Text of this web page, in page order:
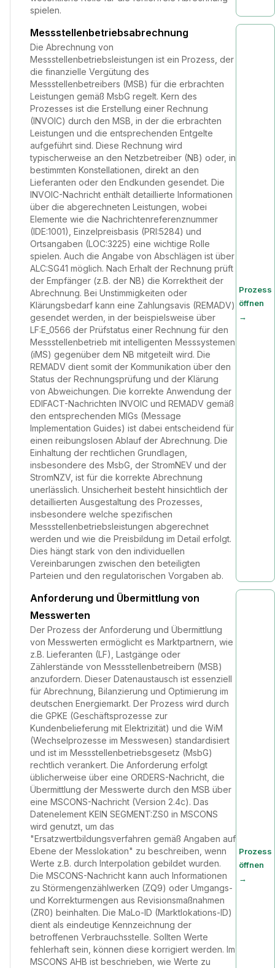
spielen.
Messstellenbetriebsabrechnung
Die Abrechnung von
Messstellenbetriebsleistungen ist ein Prozess, der
die finanzielle Vergütung des
Messstellenbetreibers (MSB) für die erbrachten
Leistungen gemäß MsbG regelt. Kern des
Prozesses ist die Erstellung einer Rechnung
(INVOIC) durch den MSB, in der die erbrachten
Leistungen und die entsprechenden Entgelte
aufgeführt sind. Diese Rechnung wird
typischerweise an den Netzbetreiber (NB) oder, in
bestimmten Konstellationen, direkt an den
Lieferanten oder den Endkunden gesendet. Die
INVOIC-Nachricht enthält detaillierte Informationen
über die abgerechneten Leistungen, wobei
Elemente wie die Nachrichtenreferenznummer
(IDE:1001), Einzelpreisbasis (PRI:5284) und
Ortsangaben (LOC:3225) eine wichtige Rolle
spielen. Auch die Angabe von Abschlägen ist über
ALC:SG41 möglich. Nach Erhalt der Rechnung prüft
der Empfänger (z.B. der NB) die Korrektheit der
Abrechnung. Bei Unstimmigkeiten oder
Klärungsbedarf kann eine Zahlungsavis (REMADV)
gesendet werden, in der beispielsweise über
LF:E_0566 der Prüfstatus einer Rechnung für den
Messstellenbetrieb mit intelligenten Messsystemen
(iMS) gegenüber dem NB mitgeteilt wird. Die
REMADV dient somit der Kommunikation über den
Status der Rechnungsprüfung und der Klärung
von Abweichungen. Die korrekte Anwendung der
EDIFACT-Nachrichten INVOIC und REMADV gemäß
den entsprechenden MIGs (Message
Implementation Guides) ist dabei entscheidend für
einen reibungslosen Ablauf der Abrechnung. Die
Einhaltung der rechtlichen Grundlagen,
insbesondere des MsbG, der StromNEV und der
StromNZV, ist für die korrekte Abrechnung
unerlässlich. Unsicherheit besteht hinsichtlich der
detaillierten Ausgestaltung des Prozesses,
insbesondere welche spezifischen
Messstellenbetriebsleistungen abgerechnet
werden und wie die Preisbildung im Detail erfolgt.
Dies hängt stark von den individuellen
Vereinbarungen zwischen den beteiligten
Parteien und den regulatorischen Vorgaben ab.
Prozess
öffnen
→
Anforderung und Übermittlung von
Messwerten
Der Prozess der Anforderung und Übermittlung
von Messwerten ermöglicht es Marktpartnern, wie
z.B. Lieferanten (LF), Lastgänge oder
Zählerstände von Messstellenbetreibern (MSB)
anzufordern. Dieser Datenaustausch ist essenziell
für Abrechnung, Bilanzierung und Optimierung im
deutschen Energiemarkt. Der Prozess wird durch
die GPKE (Geschäftsprozesse zur
Kundenbelieferung mit Elektrizität) und die WiM
(Wechselprozesse im Messwesen) standardisiert
und ist im Messstellenbetriebsgesetz (MsbG)
rechtlich verankert. Die Anforderung erfolgt
üblicherweise über eine ORDERS-Nachricht, die
Übermittlung der Messwerte durch den MSB über
eine MSCONS-Nachricht (Version 2.4c). Das
Datenelement KEIN SEGMENT:ZS0 in MSCONS
wird genutzt, um das
"Ersatzwertbildungsverfahren gemäß Angaben auf
Ebene der Messlokation" zu beschreiben, wenn
Werte z.B. durch Interpolation gebildet wurden.
Die MSCONS-Nachricht kann auch Informationen
zu Störmengenzählwerken (ZQ9) oder Umgangs-
und Korrekturmengen aus Revisionsmaßnahmen
(ZR0) beinhalten. Die MaLo-ID (Marktlokations-ID)
dient als eindeutige Kennzeichnung der
betroffenen Verbrauchsstelle. Sollten Werte
fehlerhaft sein, können diese korrigiert werden. Im
MSCONS AHB ist beschrieben, wie Werte zu
Prozess
öffnen
→